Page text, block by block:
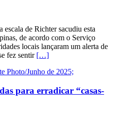
de Richter sacudiu esta
de acordo com o Serviço
locais lançaram um alerta de
fez sentir […]
para erradicar “casas-